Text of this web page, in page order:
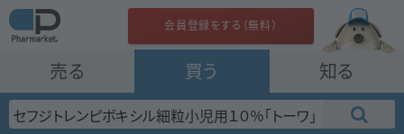
売る 買う 知る
会員登録をする（無料）